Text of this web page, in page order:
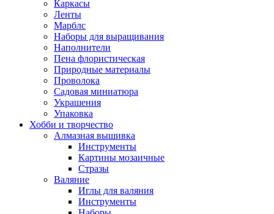
Каркасы
Ленты
Марблс
Наборы для выращивания
Наполнители
Пена флористическая
Природные материалы
Проволока
Садовая миниатюра
Украшения
Упаковка
Хобби и творчество
Алмазная вышивка
Инструменты
Картины мозаичные
Стразы
Валяние
Иглы для валяния
Инструменты